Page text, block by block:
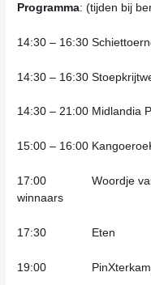
Programma: (tijden bij
14:30 – 16:30
14:30 – 16:30
14:30 – 21:00 Midlandia
15:00 – 16:00
17:00 Woordje van
winnaars
17:30 Eten
19:00 PinXterkamp